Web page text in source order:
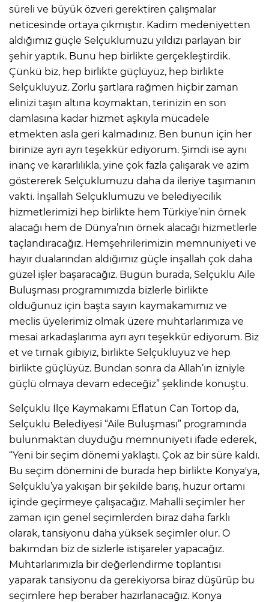
süreli ve büyük özveri gerektiren çalışmalar
neticesinde ortaya çıkmıştır. Kadim medeniyetten
aldığımız güçle Selçuklumuzu yıldızı parlayan bir
şehir yaptık. Bunu hep birlikte gerçekleştirdik.
Çünkü biz, hep birlikte güçlüyüz, hep birlikte
Selçukluyuz. Zorlu şartlara rağmen hiçbir zaman
elinizi taşın altına koymaktan, terinizin en son
damlasına kadar hizmet aşkıyla mücadele
etmekten asla geri kalmadınız. Ben bunun için her
birinize ayrı ayrı teşekkür ediyorum. Şimdi ise aynı
inanç ve kararlılıkla, yine çok fazla çalışarak ve azim
göstererek Selçuklumuzu daha da ileriye taşımanın
vakti. İnşallah Selçuklumuzu ve belediyecilik
hizmetlerimizi hep birlikte hem Türkiye’nin örnek
alacağı hem de Dünya’nın örnek alacağı hizmetlerle
taçlandıracağız. Hemşehrilerimizin memnuniyeti ve
hayır dualarından aldığımız güçle inşallah çok daha
güzel işler başaracağız. Bugün burada, Selçuklu Aile
Buluşması programımızda bizlerle birlikte
olduğunuz için başta sayın kaymakamımız ve
meclis üyelerimiz olmak üzere muhtarlarımıza ve
mesai arkadaşlarıma ayrı ayrı teşekkür ediyorum. Biz
et ve tırnak gibiyiz, birlikte Selçukluyuz ve hep
birlikte güçlüyüz. Bundan sonra da Allah’ın izniyle
güçlü olmaya devam edeceğiz” şeklinde konuştu.
Selçuklu İlçe Kaymakamı Eflatun Can Tortop da,
Selçuklu Belediyesi “Aile Buluşması” programında
bulunmaktan duyduğu memnuniyeti ifade ederek,
“Yeni bir seçim dönemi yaklaştı. Çok az bir süre kaldı.
Bu seçim dönemini de burada hep birlikte Konya'ya,
Selçuklu’ya yakışan bir şekilde barış, huzur ortamı
içinde geçirmeye çalışacağız. Mahalli seçimler her
zaman için genel seçimlerden biraz daha farklı
olarak, tansiyonu daha yüksek seçimler olur. O
bakımdan biz de sizlerle istişareler yapacağız.
Muhtarlarımızla bir değerlendirme toplantısı
yaparak tansiyonu da gerekiyorsa biraz düşürüp bu
seçimlere hep beraber hazırlanacağız. Konya